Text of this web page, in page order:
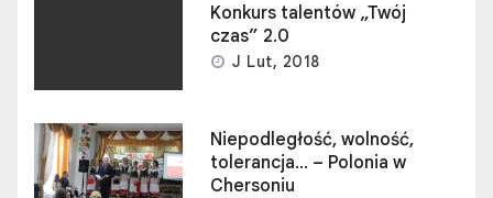
Konkurs talentów „Twój
czas” 2.0
J Lut, 2018
Niepodległość, wolność,
tolerancja… – Polonia w
Chersoniu